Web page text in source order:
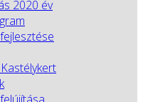
2020 év